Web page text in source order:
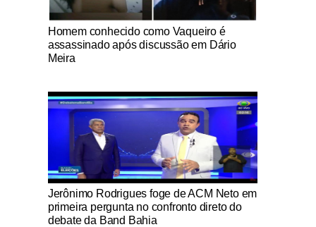
Notícias Católicas
Homem conhecido como Vaqueiro é
assassinado após discussão em Dário
Meira
Notícias Católicas
Jerônimo Rodrigues foge de ACM Neto em
primeira pergunta no confronto direto do
debate da Band Bahia